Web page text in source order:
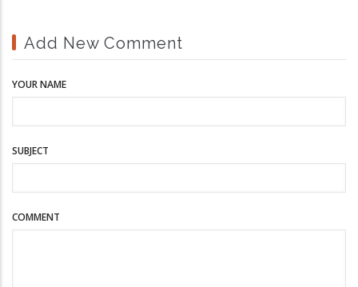
Add New Comment
YOUR NAME
SUBJECT
COMMENT